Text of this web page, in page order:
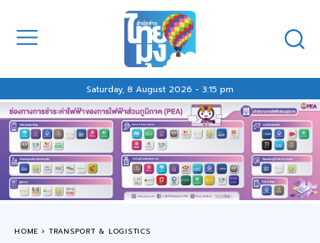
Saturday, 8 August 2026 - 3:15 pm
HOME TRANSPORT & LOGISTICS